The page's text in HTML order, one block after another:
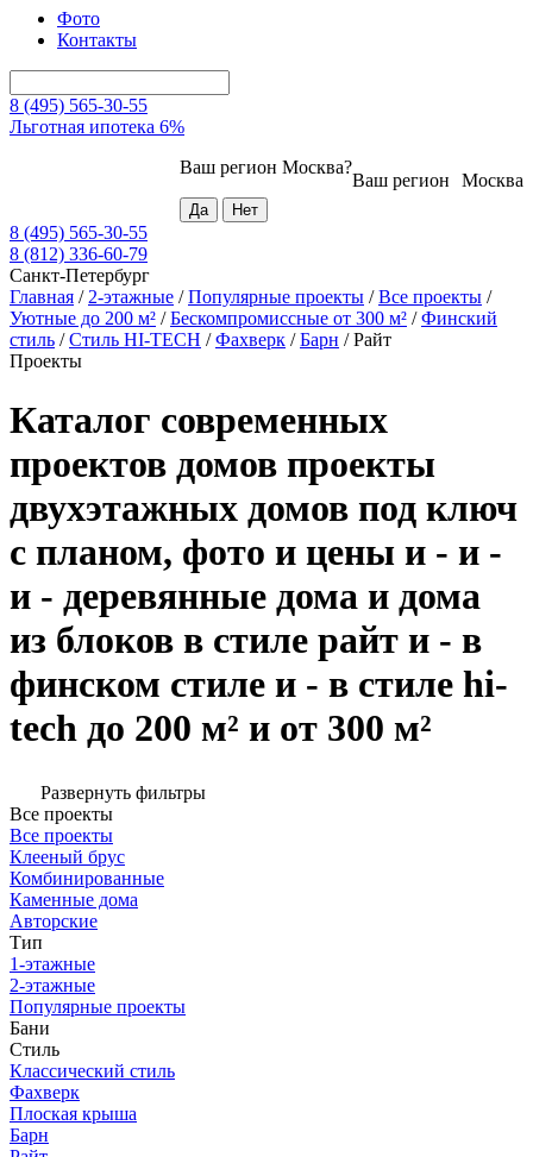
Фото
Контакты
8 (495) 565-30-55
Льготная ипотека 6%
Москва
Ваш регион
Ваш регион Москва?
8 (495) 565-30-55
8 (812) 336-60-79
Санкт-Петербург
Главная / 2-этажные /Популярные проекты /Все проекты /
Уютные до 200 м² /Бескомпромиссные от 300 м² /Финский
стиль /Стиль HI-TECH /Фахверк /Барн /Райт
Проекты
Каталог современных
проектов домов проекты
двухэтажных домов под ключ
с планом, фото и цены и - и -
и - деревянные дома и дома
из блоков в стиле райт и - в
финском стиле и - в стиле hi-
tech до 200 м² и от 300 м²
Развернуть фильтры
Все проекты
Все проекты
Клееный брус
Комбинированные
Каменные дома
Авторские
Тип
1-этажные
2-этажные
Популярные проекты
Бани
Стиль
Классический стиль
Фахверк
Плоская крыша
Барн